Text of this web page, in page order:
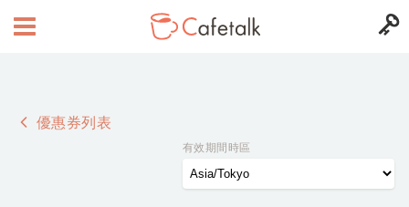
優惠券列表
有效期間時區